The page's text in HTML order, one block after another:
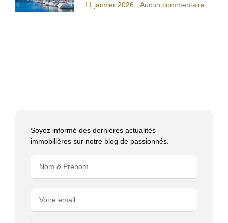
11 janvier 2026 Aucun commentaire
Soyez informé des dernières actualités
immobilières sur notre blog de passionnés.